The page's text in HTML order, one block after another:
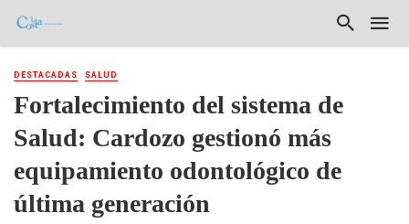
DESTACADAS SALUD
Fortalecimiento del sistema de
Salud: Cardozo gestionó más
equipamiento odontológico de
última generación